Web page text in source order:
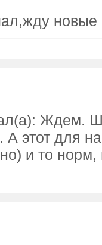
новые
Ждем.
А этот для
и то норм,